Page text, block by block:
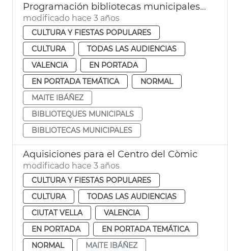
Programación bibliotecas municipales abril 2023
modificado hace 3 años
CULTURA Y FIESTAS POPULARES
CULTURA
TODAS LAS AUDIENCIAS
VALENCIA
EN PORTADA
EN PORTADA TEMÁTICA
NORMAL
MAITE IBÁÑEZ
BIBLIOTEQUES MUNICIPALS
BIBLIOTECAS MUNICIPALES
Aquisiciones para el Centro del Còmic
modificado hace 3 años
CULTURA Y FIESTAS POPULARES
CULTURA
TODAS LAS AUDIENCIAS
CIUTAT VELLA
VALENCIA
EN PORTADA
EN PORTADA TEMÁTICA
NORMAL
MAITE IBÁÑEZ